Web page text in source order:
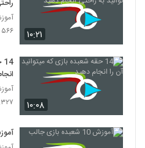
۱۰:۲۱
۵۶۶ بازدید
۱۰:۰۸
۱۷,۳۲۷
آموزش 10